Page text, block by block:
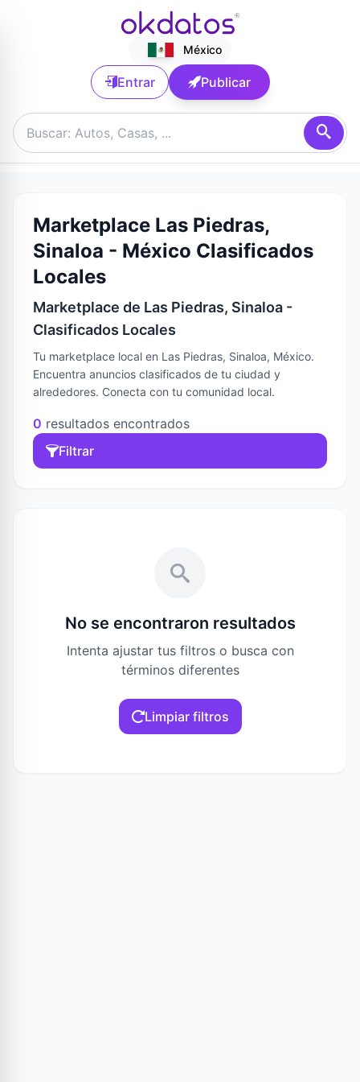
México
Entrar Publicar
Marketplace Las Piedras,
Sinaloa - México Clasificados
Locales
Marketplace de Las Piedras, Sinaloa -
Clasificados Locales
Tu marketplace local en Las Piedras, Sinaloa, México.
Encuentra anuncios clasificados de tu ciudad y
alrededores. Conecta con tu comunidad local.
0 resultados encontrados
Filtrar
No se encontraron resultados
Intenta ajustar tus filtros o busca con
términos diferentes
Limpiar filtros